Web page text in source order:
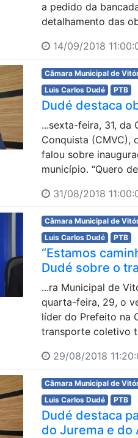
a pedido da
detalhamento das
14/09/2018
Câmara Municipal de
Luis Carlos Dudé
PTB
Dudé destaca
...sexta-feira, 31, da
Conquista (CMVC),
falou sobre
município. “Quero
31/08/2018
Câmara Municipal de
Luis Carlos Dudé
PTB
“Estamos
Dudé sobre o
...ra Municipal de
quarta-feira, 29, o
líder do Prefeito na
transporte coletivo
29/08/2018
Câmara Municipal de
Luis Carlos Dudé
PTB
Dudé destaca
do Jurema e do